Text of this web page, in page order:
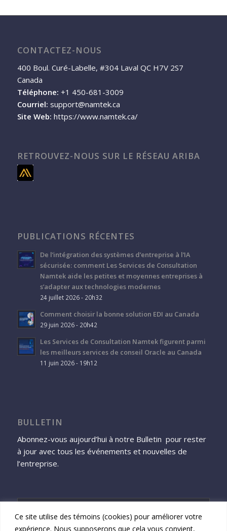
Ce site utilise des témoins (cookies) pour améliorer votre
expérience. Nous supposerons que cela vous convient,
CONTACTEZ-NOUS
400 Boul. Curé-Labelle, #304 Laval QC H7V 2S7
Canada
Téléphone: +1 450-681-3009
Courriel: support@namtek.ca
Site Web: https://www.namtek.ca/
RETROUVEZ-NOUS SUR LE RÉSEAU ARIBA
PUBLICATIONS RÉCENTES
De l’intégration des systèmes d’entreprise à l’IA
sécurisée: comment Les Services de Consultation
Namtek aide les petites et moyennes entreprises à
s’adapter aux technologies modernes
24 juillet 2026 - 20h32
Comment choisir la bonne solution EDI au Canada
29 juin 2026 - 20h42
Les Services de Consultation Namtek figurent parmi
les meilleurs services de conseil Oracle au Canada
11 juin 2026 - 19h12
BULLETIN
Abonnez-vous aujourd’hui à notre Bulletin pour rester
à jour avec tous les événements et nouvelles de
l’entreprise.